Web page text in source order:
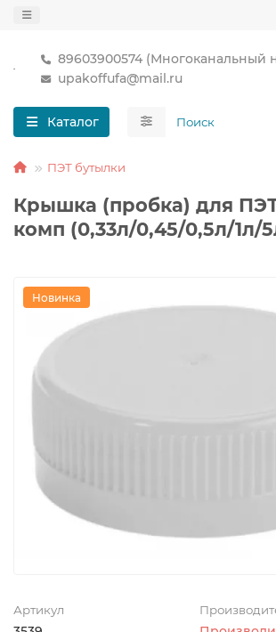
89603900574 (Многоканальный
upakoffufa@mail.ru
Каталог
ПЭТ бутылки
Крышка (пробка) для
комп (0,33л/0,45/0,5л/1л/
Новинка
Артикул